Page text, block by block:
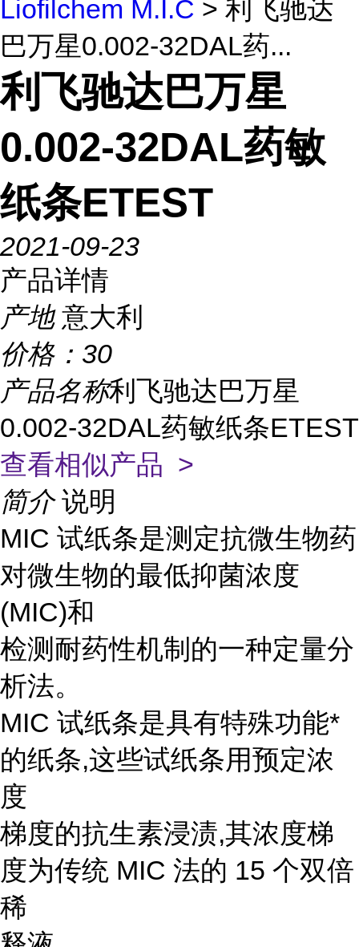
Liofilchem M.I.C > 利飞驰达
巴万星0.002-32DAL药...
利飞驰达巴万星
0.002-32DAL药敏
纸条ETEST
2021-09-23
产品详情
产地 意大利
价格： 30
产品名称利飞驰达巴万星
0.002-32DAL药敏纸条ETEST
查看相似产品 >
简介 说明
MIC 试纸条是测定抗微生物药
对微生物的最低抑菌浓度
(MIC)和
检测耐药性机制的一种定量分
析法。
MIC 试纸条是具有特殊功能*
的纸条,这些试纸条用预定浓
度
梯度的抗生素浸渍,其浓度梯
度为传统 MIC 法的 15 个双倍
稀